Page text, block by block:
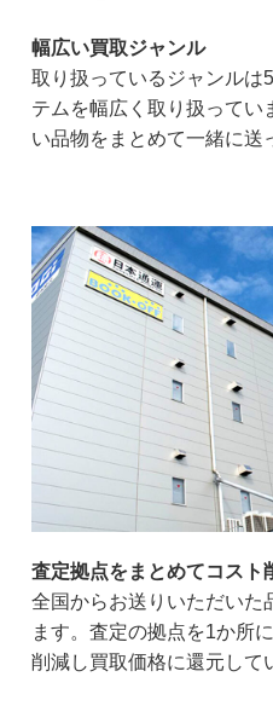
幅広い買取ジャンル
取り扱っているジャンルは
テムを幅広く取り扱ってい
い品物をまとめて一緒に送
査定拠点をまとめてコスト
全国からお送りいただいた
ます。査定の拠点を1か所
削減し買取価格に還元して